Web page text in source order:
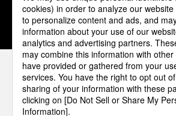
1 2 3 4
パナソニックの電気設備 SNS